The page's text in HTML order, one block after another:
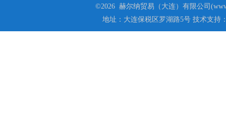
©2026 赫尔纳贸易（大连）有限公司
地址：大连保税区罗湖路5号 技术支持